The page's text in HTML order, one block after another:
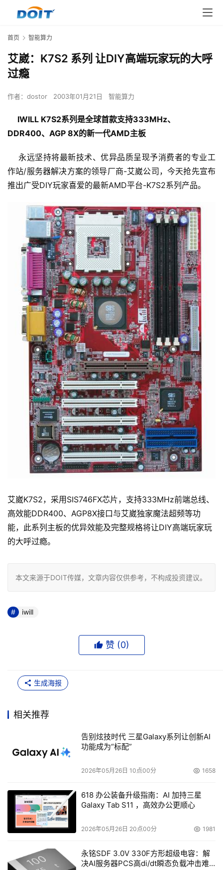
首页 智能算力
艾崴：K7S2 系列 让DIY高端玩家玩的大呼
过瘾
作者： dostor 2003年01月21日 智能算力
IWILL K7S2系列是全球首款支持333MHz、
DDR400、AGP 8X的新一代AMD主板
永远坚持将最新技术、优异品质呈现予消费者的专业工
作站/服务器解决方案的领导厂商-艾崴公司，今天抢先宣布
推出广受DIY玩家喜爱的最新AMD平台-K7S2系列产品。
艾崴K7S2，采用SIS746FX芯片，支持333MHz前端总线、
高效能DDR400、AGP8X接口与艾崴独家魔法超频等功
能，此系列主板的优异效能及完整规格将让DIY高端玩家玩
的大呼过瘾。
本文来源于DOIT传媒，文章内容仅供参考，不构成投资建议。
iwill
赞 (0)
生成海报
相关推荐
告别炫技时代 三星Galaxy系列让创新AI
功能成为“标配”
2026年05月26日 10点00分 1658
618 办公装备升级指南：AI 加持三星
Galaxy Tab S11 ，高效办公更顺心
2026年05月26日 20点00分 1981
永铭SDF 3.0V 330F方形超级电容：解
决AI服务器PCS高di/dt瞬态负载冲击难